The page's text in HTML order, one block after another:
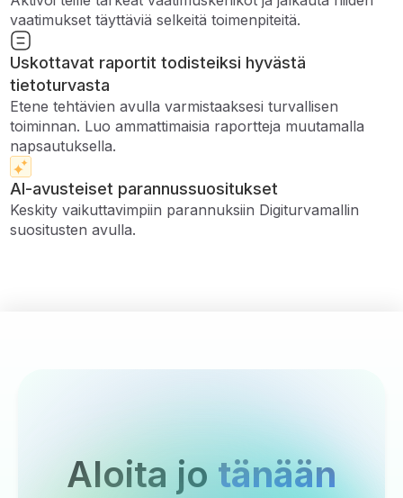
vaatimukset täyttäviä selkeitä toimenpiteitä.
Uskottavat raportit todisteiksi hyvästä
tietoturvasta
Etene tehtävien avulla varmistaaksesi turvallisen
toiminnan. Luo ammattimaisia ​​raportteja muutamalla
napsautuksella.
AI-avusteiset parannussuositukset
Keskity vaikuttavimpiin parannuksiin Digiturvamallin
suositusten avulla.
Aloita jo tänään